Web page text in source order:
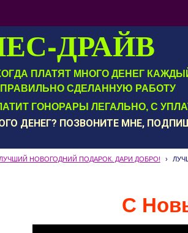
ДРАЙВ
ПЛАТЯТ МНОГО ДЕНЕГ
ГОНОРАРЫ ЛЕГАЛЬНО, С
СДЕЛАННУЮ РАБОТУ
ДЕНЕГ? ПОЗВОНИТЕ МНЕ,
ЛУЧШИЙ НОВОГОДНИЙ ПОДАРОК. ДАРИ ДОБРО! ›
С